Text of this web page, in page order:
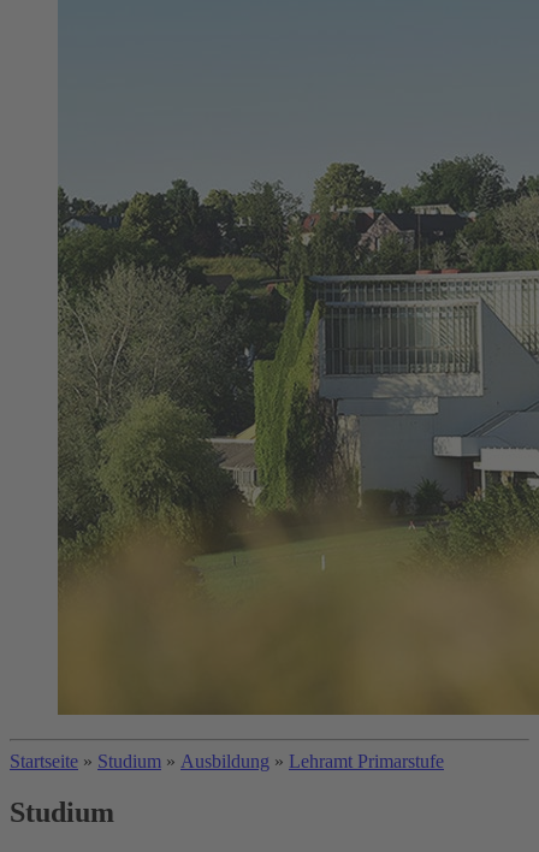
Startseite » Studium » Ausbildung » Lehramt Primarstufe
Studium